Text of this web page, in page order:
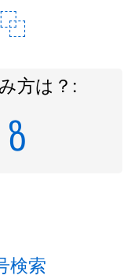
⿻
方は？:
ზ
検索